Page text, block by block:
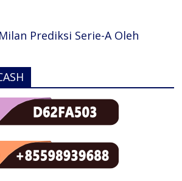
Prediksi Serie-A Oleh